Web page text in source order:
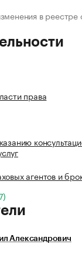
в
права
агентов и
Александрович